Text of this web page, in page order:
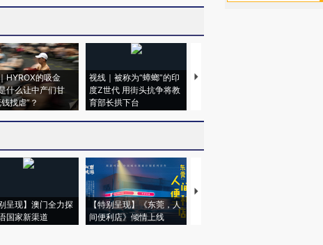
HYROX的吸金
什么让中产们甘
找虐”？
视线｜被称为“蟑螂”的印
度Z世代 用街头抗争将教
育部长拱下台
视线｜“入侵”还是“人道危
别呈现】澳门全力探
国家新渠道
【特别呈现】《东莞，人
间便利店》倾情上线
【推广】走进第四届链博